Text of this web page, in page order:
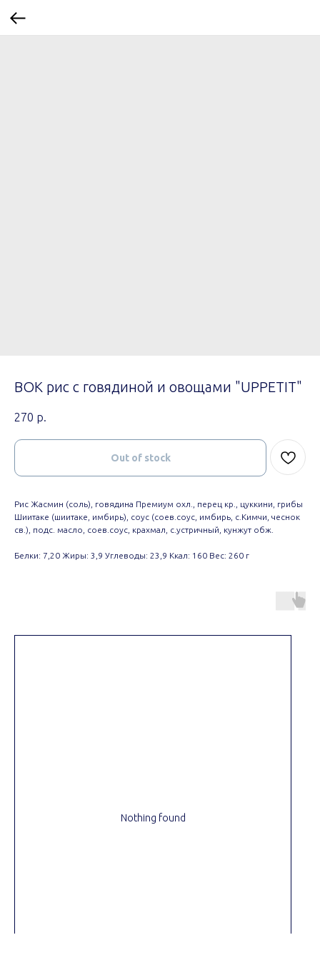
ВОК рис с говядиной и овощами "UPPETIT"
270 р.
Out of stock
Рис Жасмин (соль), говядина Премиум охл., перец кр., цуккини, грибы
Шиитаке (шиитаке, имбирь), соус (соев.соус, имбирь, с.Кимчи, чеснок
св.), подс. масло, соев.соус, крахмал, с.устричный, кунжут обж.
Белки: 7,20 Жиры: 3,9 Углеводы: 23,9 Ккал: 160 Вес: 260 г
Nothing found